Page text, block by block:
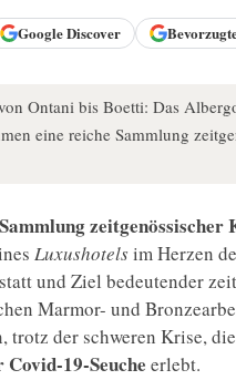
GoogleDiscover
Ontani bis Boetti: Das
eine reiche Sammlung
Sammlung zeitgenössischer
Luxushotelsim Herzen
und Ziel bedeutender
Marmor- und
trotz der schweren Krise,
19-Seuche erlebt.